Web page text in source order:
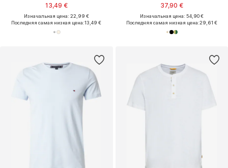
13,49 €
Изначальная цена: 22,99 €
Последняя самая низкая цена:13,49 €
37,90 €
Изначальная цена: 54,90 €
Последняя самая низкая цена:29,61 €